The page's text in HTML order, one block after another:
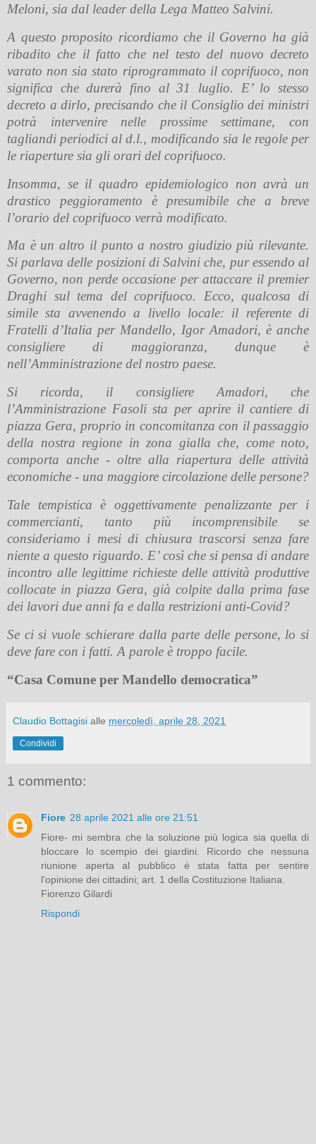
Meloni, sia dal leader della Lega Matteo Salvini.
A questo proposito ricordiamo che il Governo ha già
ribadito che il fatto che nel testo del nuovo decreto
varato non sia stato riprogrammato il coprifuoco, non
significa che durerà fino al 31 luglio. E’ lo stesso
decreto a dirlo, precisando che il Consiglio dei ministri
potrà intervenire nelle prossime settimane, con
tagliandi periodici al d.l., modificando sia le regole per
le riaperture sia gli orari del coprifuoco.
Insomma, se il quadro epidemiologico non avrà un
drastico peggioramento è presumibile che a breve
l’orario del coprifuoco verrà modificato.
Ma è un altro il punto a nostro giudizio più rilevante.
Si parlava delle posizioni di Salvini che, pur essendo al
Governo, non perde occasione per attaccare il premier
Draghi sul tema del coprifuoco. Ecco, qualcosa di
simile sta avvenendo a livello locale: il referente di
Fratelli d’Italia per Mandello, Igor Amadori, è anche
consigliere di maggioranza, dunque è
nell’Amministrazione del nostro paese.
Si ricorda, il consigliere Amadori, che
l’Amministrazione Fasoli sta per aprire il cantiere di
piazza Gera, proprio in concomitanza con il passaggio
della nostra regione in zona gialla che, come noto,
comporta anche - oltre alla riapertura delle attività
economiche - una maggiore circolazione delle persone?
Tale tempistica è oggettivamente penalizzante per i
commercianti, tanto più incomprensibile se
consideriamo i mesi di chiusura trascorsi senza fare
niente a questo riguardo. E’ così che si pensa di andare
incontro alle legittime richieste delle attività produttive
collocate in piazza Gera, già colpite dalla prima fase
dei lavori due anni fa e dalla restrizioni anti-Covid?
Se ci si vuole schierare dalla parte delle persone, lo si
deve fare con i fatti. A parole è troppo facile.
“Casa Comune per Mandello democratica”
Claudio Bottagisi alle mercoledì, aprile 28, 2021
Condividi
1 commento:
Fiore 28 aprile 2021 alle ore 21:51
Fiore- mi sembra che la soluzione più logica sia quella di
bloccare lo scempio dei giardini. Ricordo che nessuna
riunione aperta al pubblico è stata fatta per sentire
l'opinione dei cittadini; art. 1 della Costituzione Italiana.
Fiorenzo Gilardi
Rispondi